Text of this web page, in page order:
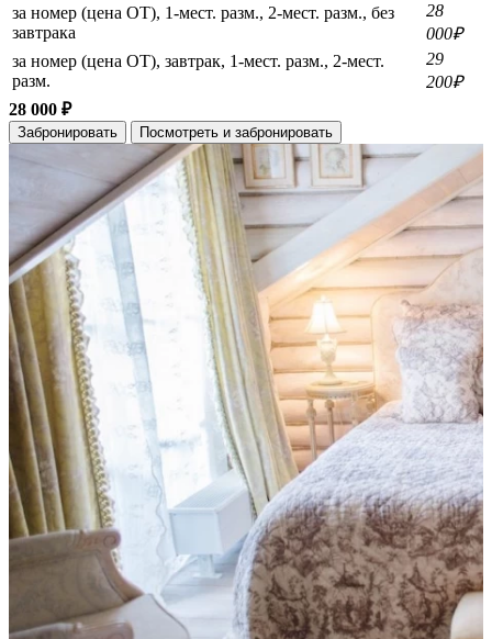
за номер (цена ОТ), 1-мест. разм., 2-мест. разм., без
завтрака
28
000₽
за номер (цена ОТ), завтрак, 1-мест. разм., 2-мест.
разм.
29
200₽
28 000 ₽
Забронировать Посмотреть и забронировать